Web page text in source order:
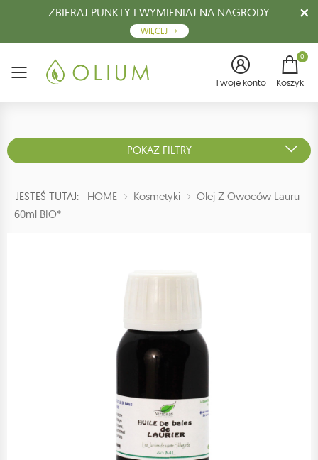
ZBIERAJ PUNKTY I WYMIENIAJ NA NAGRODY
WIĘCEJ
Menu Twoje konto
0
Koszyk
POKAŻ FILTRY
JESTEŚ TUTAJ: HOME Kosmetyki
Olej Z Owoców Lauru
60ml BIO*